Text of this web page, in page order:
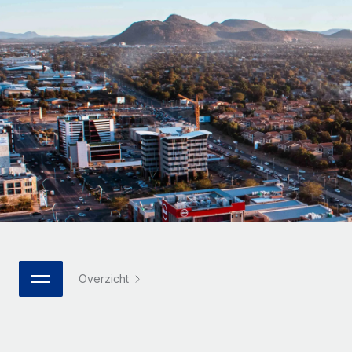
PEO
Ingewikkelde HR-taken eenvoudig uitbesteden
INFRASTRUCTUUR
Remote Embedded
HR naadloos in workflows integreren
Platform
Ingebouwde essentiële HR-functies voor je team
Integraties
GROEIFASE
Start-ups
Flexibele global HR en payroll solutions voor groeiende
bedrijven
Mid-market
Teams uitbreiden met HR solutions op maat
Enterprise
Global HR voor grote bedrijven
WERK MET ONS SAMEN
Strategische technologiepartners
Betalingscalculator voor zzp'ers
Ontdek valuta-opties en betaalsnelheden voor
internationale zzp'ers
LEREN MET REMOTE
Onderzoek en gidsen
Casestudy's
HR-woordenlijst
Checklists en templates
Webinars
Nederlands
Français
Deutsch
Español
Italiano
Português (Portugal)
日本語
한국어
Inloggen
Overzicht